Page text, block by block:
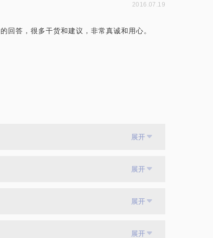
2016.07.19
回答，很多干货和建议，非常真诚和用心。
展开
展开
展开
展开